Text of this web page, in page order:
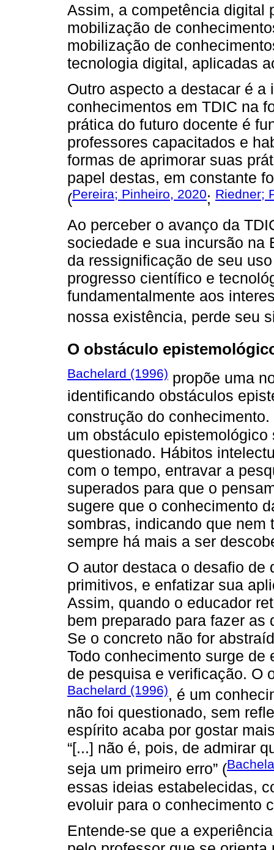
Assim, a competência digital
mobilização de
mobilização de
tecnologia digital, aplicadas
Outro aspecto a destacar é
conhecimentos em TDIC na
prática do futuro docente é
professores capacitados e
formas de aprimorar suas
papel destas, em constante
(Pereira; Pinheiro, 2020; Riedner;
Ao perceber o avanço da
sociedade e sua incursão na
da ressignificação de seu
progresso científico e
fundamentalmente aos
nossa existência, perde seu
O obstáculo
Bachelard (1996) propõe uma
identificando obstáculos
construção do
um obstáculo
questionado. Hábitos
com o tempo, entravar a
superados para que o
sugere que o conhecimento
sombras, indicando que
sempre há mais a ser
O autor destaca o desafio
primitivos, e enfatizar sua
Assim, quando o educador
bem preparado para fazer
Se o concreto não for
Todo conhecimento surge
de pesquisa e verificação. O
Bachelard (1996), é um
não foi questionado, sem
espírito acaba por gostar
“[...] não é, pois, de admirar
seja um primeiro erro” (
essas ideias estabelecidas,
evoluir para o conhecimento
Entende-se que a